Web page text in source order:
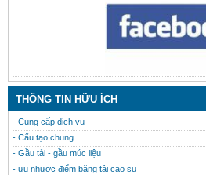
THÔNG TIN HỮU ÍCH
- Cung cấp dịch vụ
- Cấu tạo chung
- Gầu tải - gầu múc liệu
- ưu nhược điểm băng tải cao su